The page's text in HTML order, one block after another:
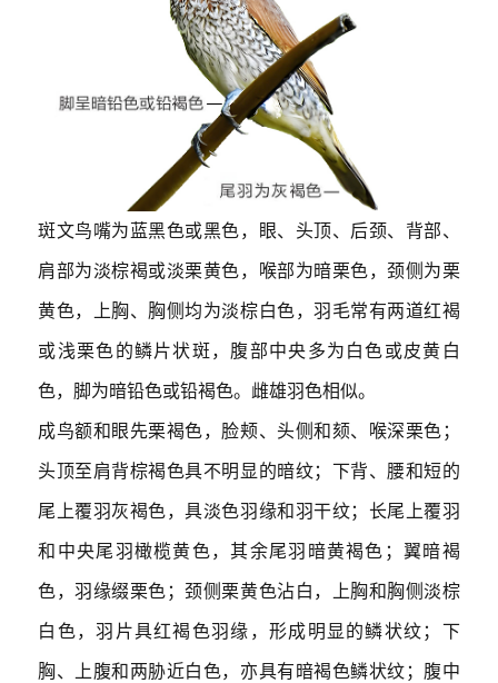
斑文鸟嘴为蓝黑色或黑色，眼、头顶、后颈、背部、
肩部为淡棕褐或淡栗黄色，喉部为暗栗色，颈侧为栗
黄色，上胸、胸侧均为淡棕白色，羽毛常有两道红褐
或浅栗色的鳞片状斑，腹部中央多为白色或皮黄白
色，脚为暗铅色或铅褐色。雌雄羽色相似。
成鸟额和眼先栗褐色，脸颊、头侧和颏、喉深栗色；
头顶至肩背棕褐色具不明显的暗纹；下背、腰和短的
尾上覆羽灰褐色，具淡色羽缘和羽干纹；长尾上覆羽
和中央尾羽橄榄黄色，其余尾羽暗黄褐色；翼暗褐
色，羽缘缀栗色；颈侧栗黄色沾白，上胸和胸侧淡棕
白色，羽片具红褐色羽缘，形成明显的鳞状纹；下
胸、上腹和两胁近白色，亦具有暗褐色鳞状纹；腹中